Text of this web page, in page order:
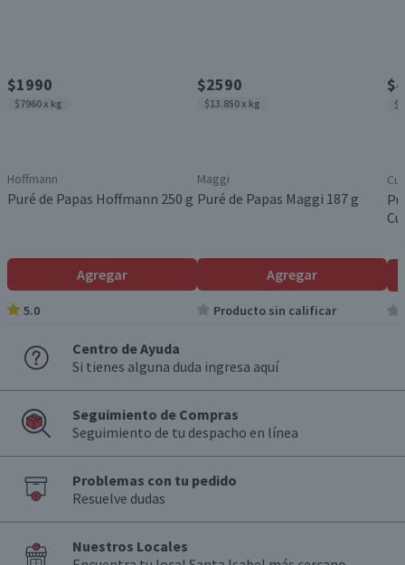
$1990
$7960 x kg
Hoffmann
Puré de Papas Hoffmann 250 g
Agregar
5.0
$2590
$13.850 x kg
Maggi
Puré de Papas Maggi 187 g
Agregar
Producto sin calificar
Centro de Ayuda
Si tienes alguna duda ingresa aquí
Seguimiento de Compras
Seguimiento de tu despacho en línea
Problemas con tu pedido
Resuelve dudas
Nuestros Locales